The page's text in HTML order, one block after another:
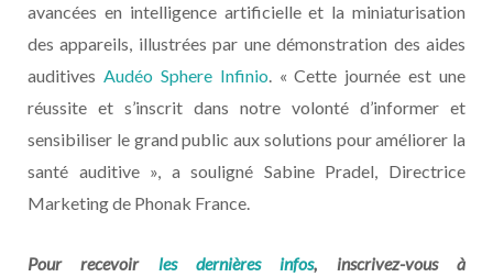
avancées en intelligence artificielle et la miniaturisation
des appareils, illustrées par une démonstration des aides
auditives Audéo Sphere Infinio. « Cette journée est une
réussite et s’inscrit dans notre volonté d’informer et
sensibiliser le grand public aux solutions pour améliorer la
santé auditive », a souligné Sabine Pradel, Directrice
Marketing de Phonak France.
Pour recevoir les dernières infos, inscrivez-vous à